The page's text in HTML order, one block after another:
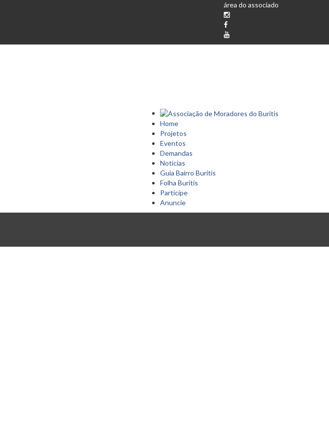
área do associado
Home
Projetos
Eventos
Demandas
Notícias
Guia Bairro Buritis
Folha Buritis
Participe
Anuncie